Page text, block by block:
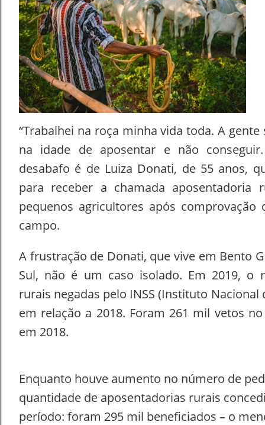
“Trabalhei na roça minha vida toda. A
na idade de aposentar e não
desabafo é de Luiza Donati, de 55 anos,
para receber a chamada
pequenos agricultores após
campo.
A frustração de Donati, que vive em Bento
Sul, não é um caso isolado. Em 2019, o
rurais negadas pelo INSS (Instituto Nacional
em relação a 2018. Foram 261 mil vetos
em 2018.
Enquanto houve aumento no número de
quantidade de aposentadorias rurais
período: foram 295 mil beneficiados – o